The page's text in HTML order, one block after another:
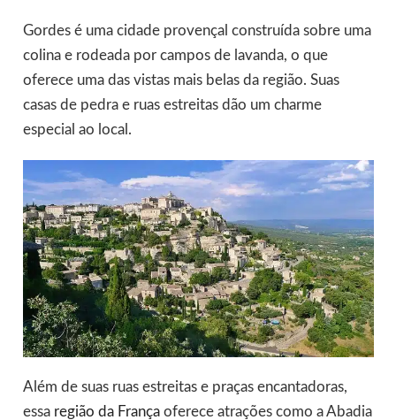
Gordes é uma cidade provençal construída sobre uma
colina e rodeada por campos de lavanda, o que
oferece uma das vistas mais belas da região. Suas
casas de pedra e ruas estreitas dão um charme
especial ao local.
Além de suas ruas estreitas e praças encantadoras,
essa região da Françaoferece atrações como a Abadia